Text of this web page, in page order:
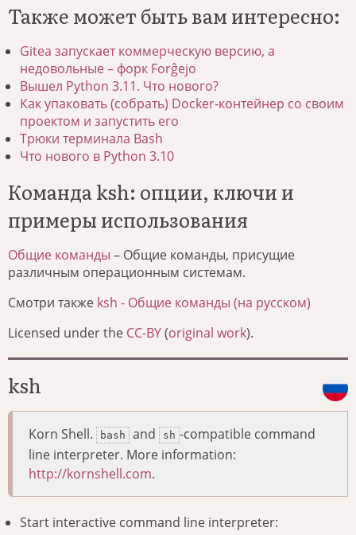
Также может быть вам интересно:
Gitea запускает коммерческую версию, а
недовольные – форк Forĝejo
Вышел Python 3.11. Что нового?
Как упаковать (собрать) Docker-контейнер со своим
проектом и запустить его
Трюки терминала Bash
Что нового в Python 3.10
Команда ksh: опции, ключи и
примеры использования
Общие команды – Общие команды, присущие
различным операционным системам.
Смотри также ksh - Общие команды (на русском)
Licensed under the CC-BY(original work).
ksh
Korn Shell. bash and sh -compatible command
line interpreter. More information:
http://kornshell.com.
Start interactive command line interpreter: